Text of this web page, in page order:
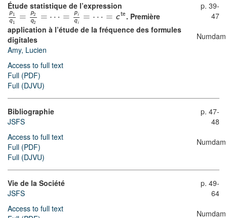
Étude statistique de l’expression
p1
q1
=
p2
q2
= ⋯ =
pi
qi
= ⋯ = cte . Première
application à l’étude de la fréquence des formules
digitales
Amy, Lucien
Access to full text
Full (PDF)
Full (DJVU)
p. 39-
47
Numdam
Bibliographie
JSFS
Access to full text
Full (PDF)
Full (DJVU)
p. 47-
48
Numdam
Vie de la Société
JSFS
Access to full text
p. 49-
64
Numdam